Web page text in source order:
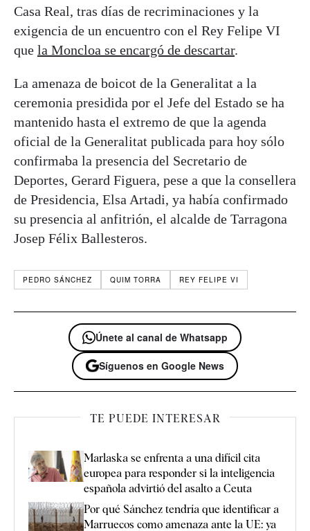
Casa Real, tras días de recriminaciones y la
exigencia de un encuentro con el Rey Felipe VI
que la Moncloa se encargó de descartar.
La amenaza de boicot de la Generalitat a la
ceremonia presidida por el Jefe del Estado se ha
mantenido hasta el extremo de que la agenda
oficial de la Generalitat publicada para hoy sólo
confirmaba la presencia del Secretario de
Deportes, Gerard Figuera, pese a que la consellera
de Presidencia, Elsa Artadi, ya había confirmado
su presencia al anfitrión, el alcalde de Tarragona
Josep Félix Ballesteros.
PEDRO SÁNCHEZ QUIM TORRA REY FELIPE VI
Únete al canal de Whatsapp
Síguenos en Google News
TE PUEDE INTERESAR
Marlaska se enfrenta a una difícil cita
europea para responder si la inteligencia
española advirtió del asalto a Ceuta
Por qué Sánchez tendría que identificar a
Marruecos como amenaza ante la UE: ya